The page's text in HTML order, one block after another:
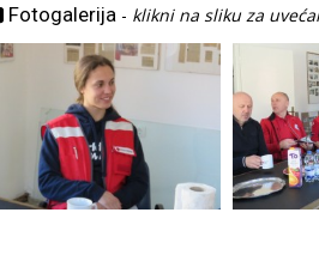
Fotogalerija - klikni na sliku za